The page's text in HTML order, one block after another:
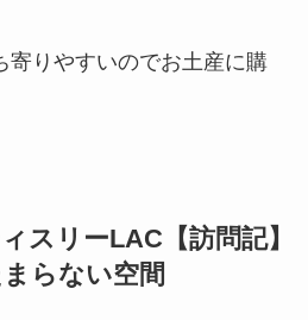
寄りやすいのでお土産に購
スリーLAC【訪問記】
らない空間